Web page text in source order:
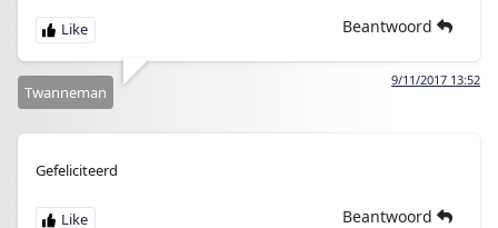
Beantwoord
9/11/2017 13:52
Twanneman
Gefeliciteerd
Beantwoord